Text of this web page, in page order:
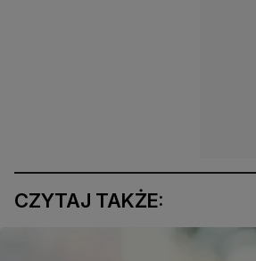
CZYTAJ TAKŻE: